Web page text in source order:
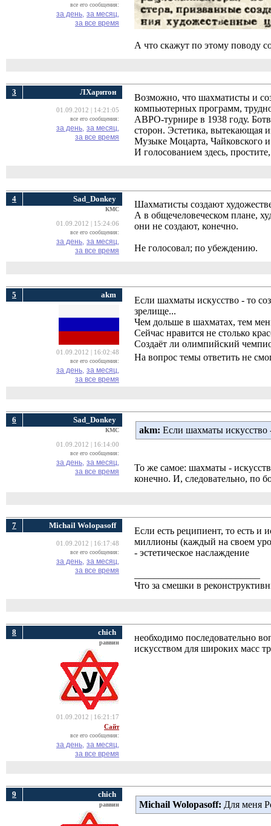
все его сообщения:
за день, за месяц,
за все время
А что скажут по этому поводу
3 ЛХаритон
01.09.2012 | 14:21:05
все его сообщения:
за день, за месяц,
за все время
Возможно, что шахматисты и
компьютерных программ,
АВРО-турнире в 1938 году.
сторон. Эстетика, вытекающая
Музыке Моцарта, Чайковского
И голосованием здесь,
4 Sad_Donkey
КМС
01.09.2012 | 15:24:06
все его сообщения:
за день, за месяц,
за все время
Шахматисты создают
А в общечеловеческом плане,
они не создают, конечно.
Не голосовал; по убеждению.
5 akm
01.09.2012 | 16:02:48
все его сообщения:
за день, за месяц,
за все время
Если шахматы искусство - то
зрелище...
Чем дольше в шахматах, тем
Сейчас нравится не столько
Создаёт ли олимпийский
На вопрос темы ответить не
6 Sad_Donkey
КМС
01.09.2012 | 16:14:00
все его сообщения:
за день, за месяц,
за все время
akm: Если шахматы искусство
То же самое: шахматы -
конечно. И, следовательно, по
7 Michail Wolopasoff
01.09.2012 | 16:17:48
все его сообщения:
за день, за месяц,
за все время
Если есть реципиент, то есть
миллионы (каждый на своем
- эстетическое наслаждение
Что за смешки в
8 chich
раввин
01.09.2012 | 16:21:17
Сайт
все его сообщения:
за день, за месяц,
за все время
необходимо последовательно
искусством для широких масс
9 chich
раввин Michail Wolopasoff: Для меня